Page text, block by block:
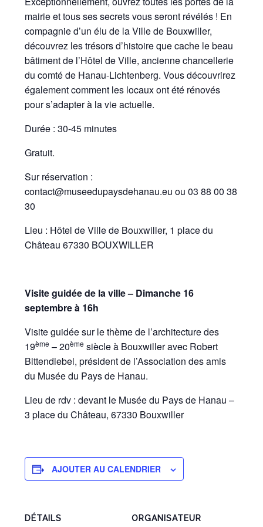
mairie et tous ses secrets vous seront révélés ! En
compagnie d’un élu de la Ville de Bouxwiller,
découvrez les trésors d’histoire que cache le beau
bâtiment de l’Hôtel de Ville, ancienne chancellerie
du comté de Hanau-Lichtenberg. Vous découvrirez
également comment les locaux ont été rénovés
pour s’adapter à la vie actuelle.
Durée : 30-45 minutes
Gratuit.
Sur réservation :
contact@museedupaysdehanau.eu ou 03 88 00 38
30
Lieu : Hôtel de Ville de Bouxwiller, 1 place du
Château 67330 BOUXWILLER
Visite guidée de la ville – Dimanche 16
septembre à 16h
Visite guidée sur le thème de l’architecture des
19ème – 20ème siècle à Bouxwiller avec Robert
Bittendiebel, président de l’Association des amis
du Musée du Pays de Hanau.
Lieu de rdv : devant le Musée du Pays de Hanau –
3 place du Château, 67330 Bouxwiller
AJOUTER AU CALENDRIER
DÉTAILS ORGANISATEUR